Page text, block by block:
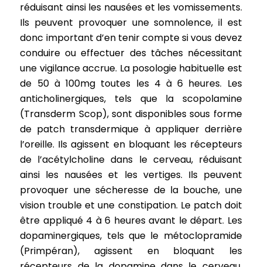
réduisant ainsi les nausées et les vomissements.
Ils peuvent provoquer une somnolence, il est
donc important d’en tenir compte si vous devez
conduire ou effectuer des tâches nécessitant
une vigilance accrue. La posologie habituelle est
de 50 à 100mg toutes les 4 à 6 heures. Les
anticholinergiques, tels que la scopolamine
(Transderm Scop), sont disponibles sous forme
de patch transdermique à appliquer derrière
l’oreille. Ils agissent en bloquant les récepteurs
de l’acétylcholine dans le cerveau, réduisant
ainsi les nausées et les vertiges. Ils peuvent
provoquer une sécheresse de la bouche, une
vision trouble et une constipation. Le patch doit
être appliqué 4 à 6 heures avant le départ. Les
dopaminergiques, tels que le métoclopramide
(Primpéran), agissent en bloquant les